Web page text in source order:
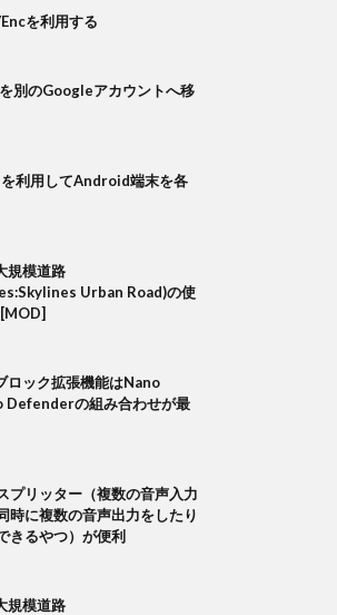
を利用する
別のGoogleアカウントへ移
利用してAndroid端末を各
規模道路
Urban Road)の使
ロック拡張機能はNano
の組み合わせが最
プリッター（複数の音声入力
時に複数の音声出力をしたり
きるやつ）が便利
規模道路